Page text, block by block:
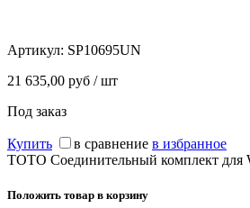
Артикул: SP10695UN
21 635,00 руб / шт
Под заказ
Купить в сравнение в избранное
TOTO Соединительный комплект для
Положить товар в корзину